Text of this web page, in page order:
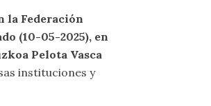
la Federación
(10-05-2025), en
Pelota Vasca
instituciones y